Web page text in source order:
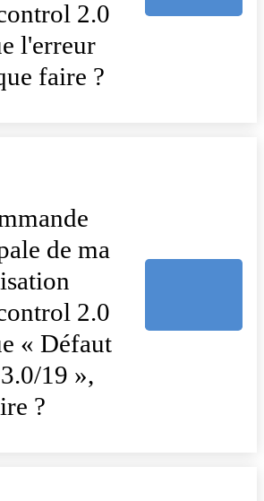
2.0
l'erreur
faire ?
de ma
2.0
« Défaut
19 »,
?